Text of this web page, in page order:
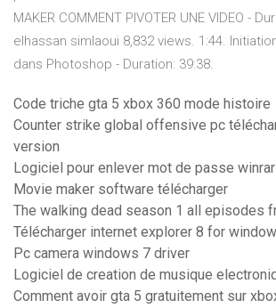
MAKER COMMENT PIVOTER UNE VIDEO -
elhassan simlaoui 8,832 views. 1:44.
dans Photoshop - Duration: 39:38.
Code triche gta 5 xbox 360 mode histoire
Counter strike global offensive pc
version
Logiciel pour enlever mot de passe winrar
Movie maker software télécharger
The walking dead season 1 all episodes
Télécharger internet explorer 8 for
Pc camera windows 7 driver
Logiciel de creation de musique
Comment avoir gta 5 gratuitement sur